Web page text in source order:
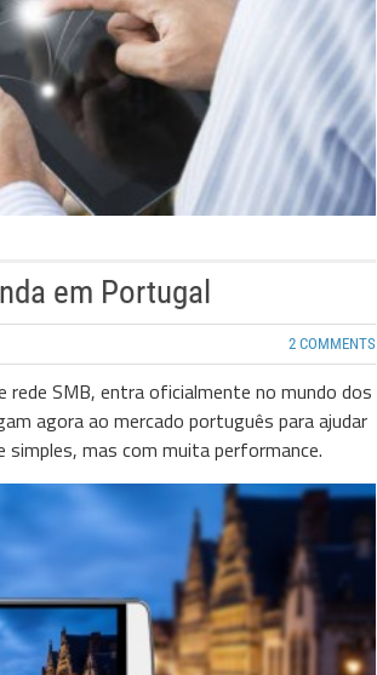
em Portugal
2 COMMENTS
SMB, entra oficialmente no mundo dos
agora ao mercado português para ajudar
mas com muita performance.